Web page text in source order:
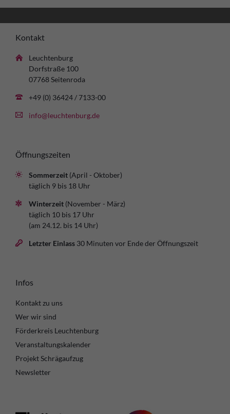
Kontakt
Leuchtenburg
Dorfstraße 100
07768 Seitenroda
+49 (0) 36424 / 7133-00
info@leuchtenburg.de
Öffnungszeiten
Sommerzeit (April - Oktober)
täglich 9 bis 18 Uhr
Winterzeit (November - März)
täglich 10 bis 17 Uhr
(am 24.12. bis 14 Uhr)
Letzter Einlass 30 Minuten vor Ende der Öffnungszeit
Infos
Kontakt zu uns
Wer wir sind
Förderkreis Leuchtenburg
Veranstaltungskalender
Projekt Schrägaufzug
Newsletter